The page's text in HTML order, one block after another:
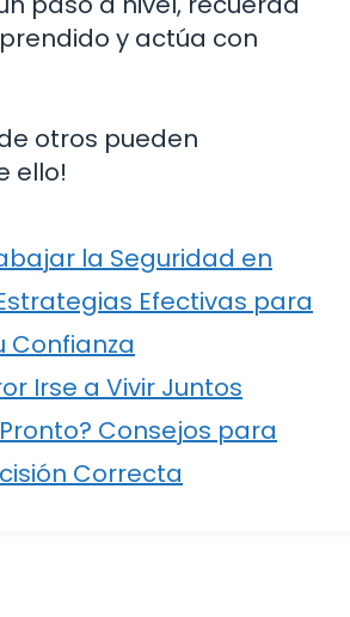
y actúa con
otros pueden
ello!
la Seguridad en
Efectivas para
Confianza
Irse a Vivir Juntos
Consejos para
Correcta